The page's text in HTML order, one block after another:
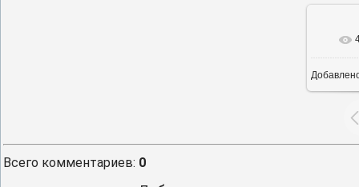
Всего комментариев: 0